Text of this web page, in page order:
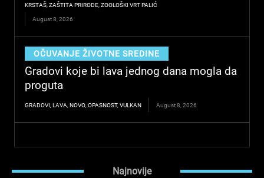
KRSTAŠ,ZAŠTITA PRIRODE,ZOOLOŠKI VRT PALIĆ
August 8, 2026
OČUVANJE ŽIVOTNE SREDINE
Gradovi koje bi lava jednog dana mogla da
proguta
GRADOVI,LAVA,NOVO,OPASNOST,VULKAN August 8, 2026
Najnovije